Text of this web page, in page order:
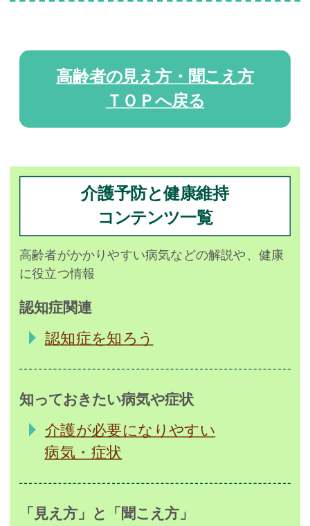
高齢者の見え方・聞こえ方
ＴＯＰへ戻る
介護予防と健康維持
コンテンツ一覧
高齢者がかかりやすい病気などの解説や、健康
に役立つ情報
認知症関連
認知症を知ろう
知っておきたい病気や症状
介護が必要になりやすい
病気・症状
「見え方」と「聞こえ方」